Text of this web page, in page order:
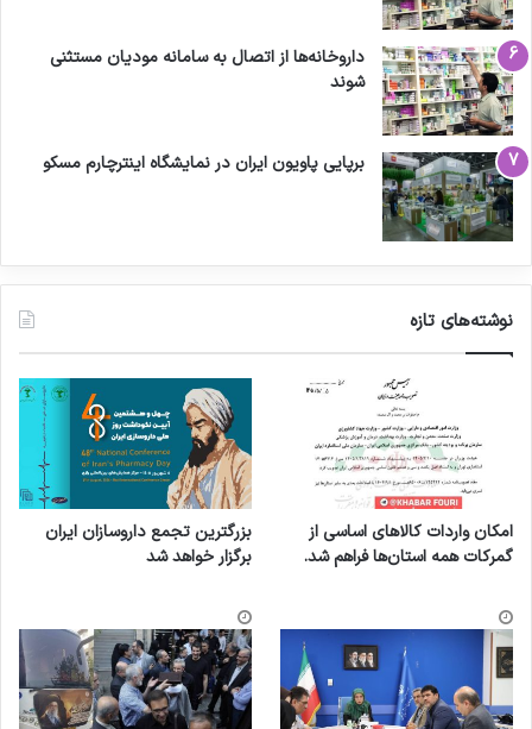
داروخانه‌ها از اتصال به سامانه مودیان مستثنی
شوند
برپایی پاویون ایران در نمایشگاه اینترچارم مسکو
نوشته‌های تازه
امکان واردات کالاهای اساسی از
گمرکات همه استان‌ها فراهم شد.
بزرگترین تجمع داروسازان ایران
برگزار خواهد شد